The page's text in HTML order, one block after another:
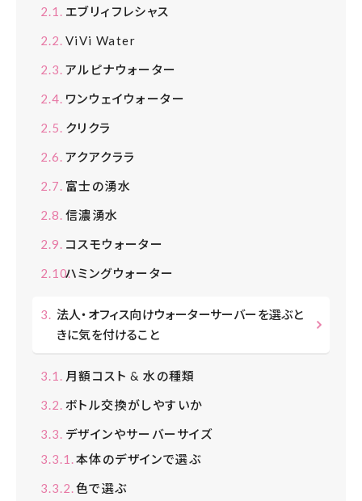
エブリィフレシャス
ViVi Water
アルピナウォーター
ワンウェイウォーター
クリクラ
アクアクララ
富士の湧水
信濃湧水
コスモウォーター
ハミングウォーター
法人・オフィス向けウォーターサーバーを選ぶと
きに気を付けること
月額コスト & 水の種類
ボトル交換がしやすいか
デザインやサーバーサイズ
本体のデザインで選ぶ
色で選ぶ